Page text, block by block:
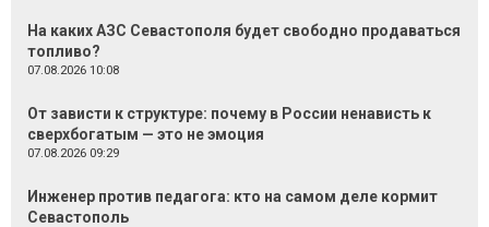
На каких АЗС Севастополя будет свободно продаваться
топливо?
07.08.2026 10:08
От зависти к структуре: почему в России ненависть к
сверхбогатым — это не эмоция
07.08.2026 09:29
Инженер против педагога: кто на самом деле кормит
Севастополь